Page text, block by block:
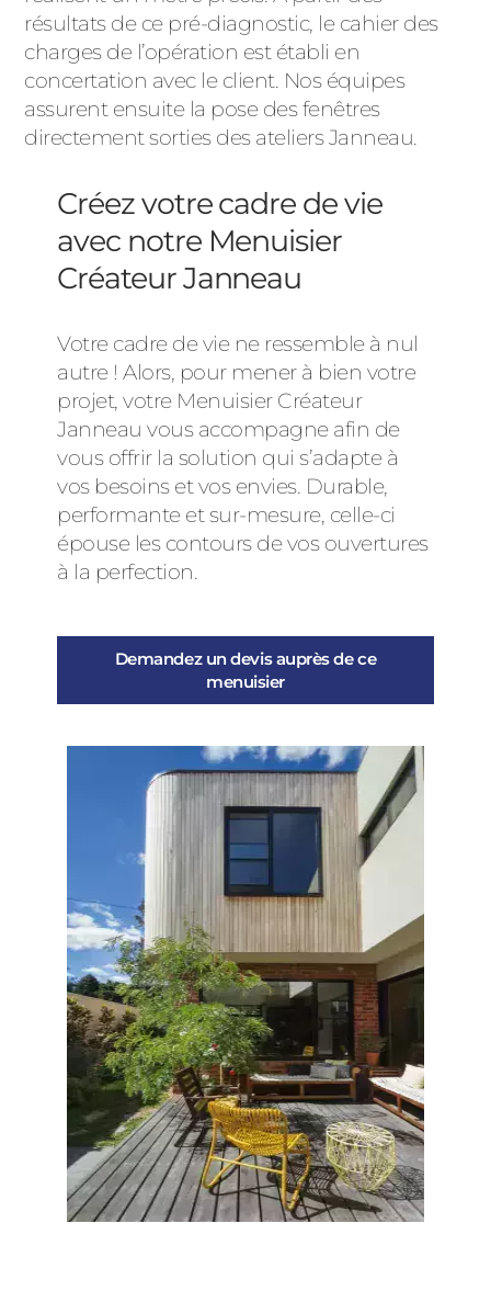
résultats de ce pré-diagnostic, le cahier des
charges de l’opération est établi en
concertation avec le client. Nos équipes
assurent ensuite la pose des fenêtres
directement sorties des ateliers Janneau.
Créez votre cadre de vie
avec notre Menuisier
Créateur Janneau
Votre cadre de vie ne ressemble à nul
autre ! Alors, pour mener à bien votre
projet, votre Menuisier Créateur
Janneau vous accompagne afin de
vous offrir la solution qui s’adapte à
vos besoins et vos envies. Durable,
performante et sur-mesure, celle-ci
épouse les contours de vos ouvertures
à la perfection.
Demandez un devis auprès de ce
menuisier